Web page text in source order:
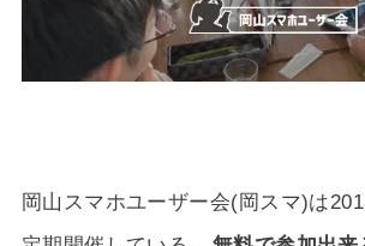
岡山スマホユーザー会(岡スマ)は